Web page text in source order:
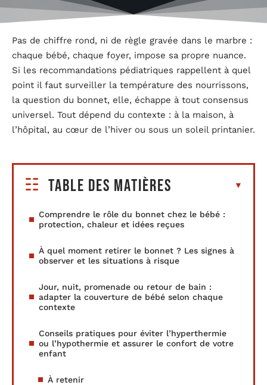
Pas de chiffre rond, ni de règle gravée dans le marbre :
chaque bébé, chaque foyer, impose sa propre nuance.
Si les recommandations pédiatriques rappellent à quel
point il faut surveiller la température des nourrissons,
la question du bonnet, elle, échappe à tout consensus
universel. Tout dépend du contexte : à la maison, à
l’hôpital, au cœur de l’hiver ou sous un soleil printanier.
Table des matières
Comprendre le rôle du bonnet chez le bébé :
protection, chaleur et idées reçues
À quel moment retirer le bonnet ? Les signes à
observer et les situations à risque
Jour, nuit, promenade ou retour de bain :
adapter la couverture de bébé selon chaque
contexte
Conseils pratiques pour éviter l’hyperthermie
ou l’hypothermie et assurer le confort de votre
enfant
À retenir